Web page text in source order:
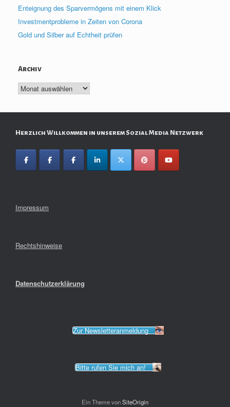
Enteignung des Sparvermögens mit einem Klick
Investmentprobleme in Zeiten von Corona
Gold und Silber auf Echtheit prüfen
Archiv
Archiv
Herzlich Willkommen in unserem Sozial Media Netzwerk
Impressum
Rechtshinweise
Datenschutzerklärung
Zur Newsletteranmeldung
Bitte rufen Sie mich an!
Ein Theme vonSiteOrigin